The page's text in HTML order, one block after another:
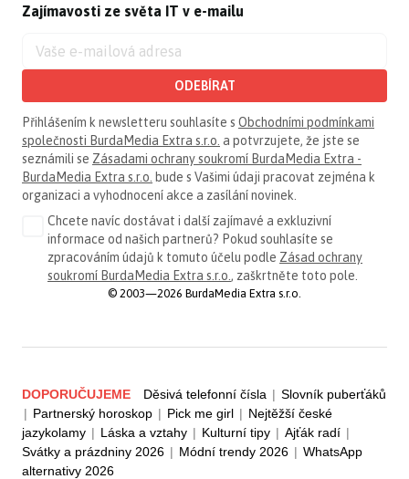
Zajímavosti ze světa IT v e-mailu
ODEBÍRAT
Přihlášením k newsletteru souhlasíte s Obchodními podmínkami
společnosti BurdaMedia Extra s.r.o. a potvrzujete, že jste se
seznámili se Zásadami ochrany soukromí BurdaMedia Extra -
BurdaMedia Extra s.r.o. bude s Vašimi údaji pracovat zejména k
organizaci a vyhodnocení akce a zasílání novinek.
Chcete navíc dostávat i další zajímavé a exkluzivní
informace od našich partnerů? Pokud souhlasíte se
zpracováním údajů k tomuto účelu podle Zásad ochrany
soukromí BurdaMedia Extra s.r.o. , zaškrtněte toto pole.
© 2003—2026 BurdaMedia Extra s.r.o.
DOPORUČUJEME Děsivá telefonní čísla | Slovník puberťáků
| Partnerský horoskop | Pick me girl | Nejtěžší české
jazykolamy | Láska a vztahy | Kulturní tipy | Ajťák radí |
Svátky a prázdniny 2026 | Módní trendy 2026 | WhatsApp
alternativy 2026